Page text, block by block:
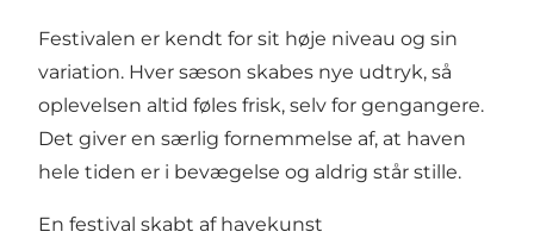
Festivalen er kendt for sit høje niveau og sin
variation. Hver sæson skabes nye udtryk, så
oplevelsen altid føles frisk, selv for gengangere.
Det giver en særlig fornemmelse af, at haven
hele tiden er i bevægelse og aldrig står stille.
En festival skabt af havekunst